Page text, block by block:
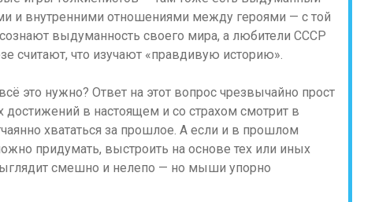
и внутренними отношениями между героями — с той
выдуманность своего мира, а любители СССР
считают, что изучают «правдивую историю».
это нужно? Ответ на этот вопрос чрезвычайно прост
достижений в настоящем и со страхом смотрит в
хвататься за прошлое. А если и в прошлом
придумать, выстроить на основе тех или иных
смешно и нелепо — но мыши упорно